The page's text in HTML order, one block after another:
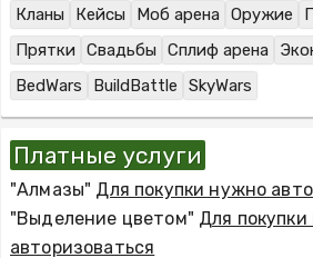
Кланы
Кейсы Моб арена Оружие
Прятки Свадьбы Сплиф арена
BedWars
BuildBattle SkyWars
Платные услуги
"Алмазы" Для покупки нужно
"Выделение цветом" Для
авторизоваться